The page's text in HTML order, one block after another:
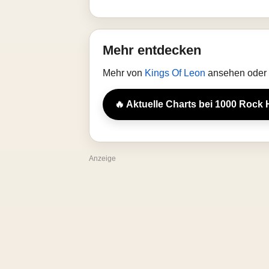
Mehr entdecken
Mehr von Kings Of Leon ansehen
🔥 Aktuelle Charts bei 1000 Rock
Anzeige